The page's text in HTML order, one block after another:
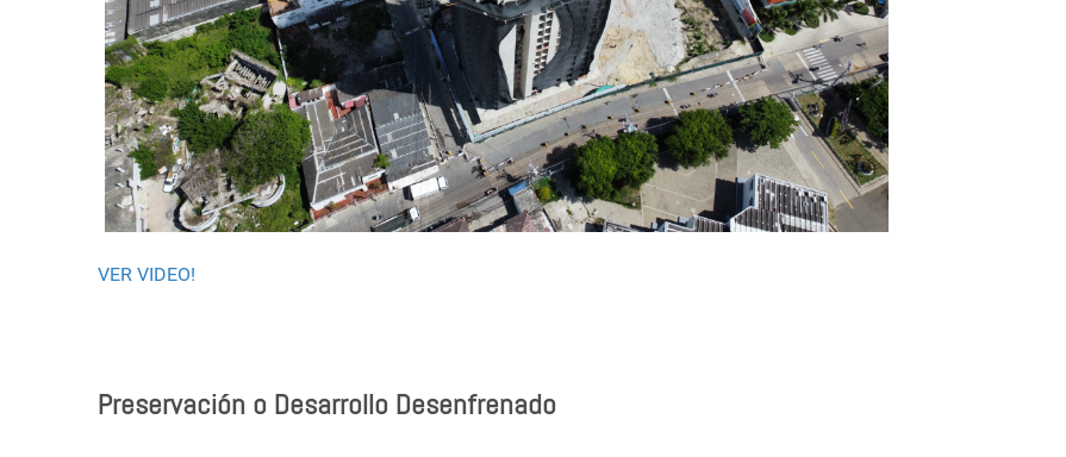
VER VIDEO!
Preservación o Desarrollo Desenfrenado